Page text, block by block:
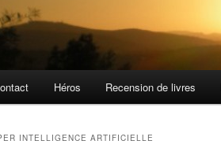
Héros Recension de livres
INTELLIGENCE ARTIFICIELLE